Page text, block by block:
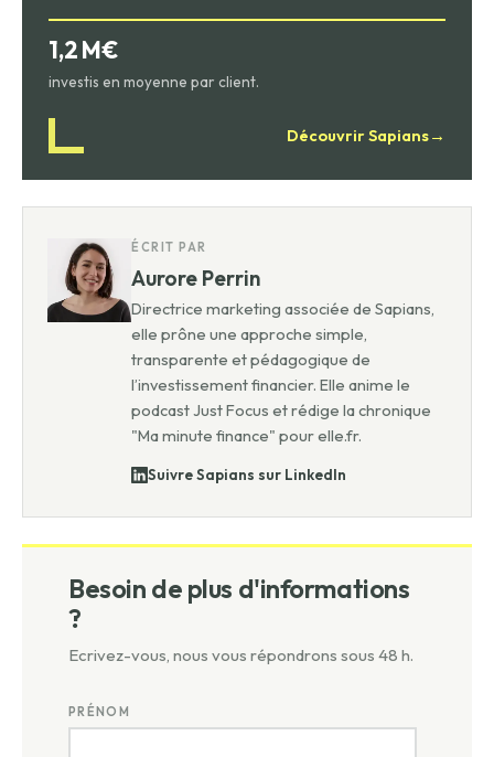
1,2 M€
investis en moyenne par client.
Découvrir Sapians→
ÉCRIT PAR
Aurore Perrin
Directrice marketing associée de Sapians,
elle prône une approche simple,
transparente et pédagogique de
l’investissement financier. Elle anime le
podcast Just Focus et rédige la chronique
"Ma minute finance" pour elle.fr.
Suivre Sapians sur LinkedIn
Besoin de plus d'informations
?
Ecrivez-vous, nous vous répondrons sous 48 h.
PRÉNOM